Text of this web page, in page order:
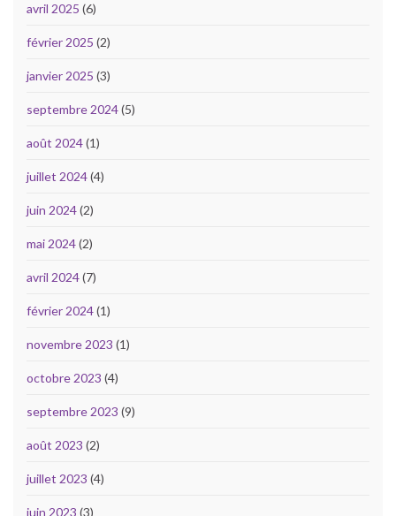
avril 2025 (6)
février 2025 (2)
janvier 2025 (3)
septembre 2024(5)
août 2024(1)
juillet 2024(4)
juin 2024(2)
mai 2024(2)
avril 2024(7)
février 2024(1)
novembre 2023 (1)
octobre 2023 (4)
septembre 2023 (9)
août 2023 (2)
juillet 2023 (4)
juin 2023 (3)